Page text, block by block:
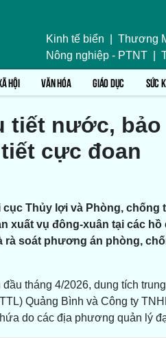
Kinh tế biển Thương
Nông nghiệp - PTNT
HỘI VĂN HÓA GIÁO DỤC SỨC
tiết nước,
cực đoan
cục Thủy lợi và Phòng,
xuất vụ đông-xuân tại các
rà soát phương án phòng,
tháng 4/2026, dung tích
Quảng Bình và Công ty
do các địa phương quản lý